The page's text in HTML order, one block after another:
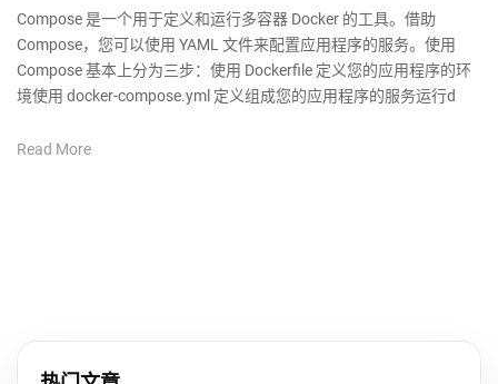
Compose 是一个用于定义和运行多容器 Docker 的工具。借助
Compose，您可以使用 YAML 文件来配置应用程序的服务。使用
Compose 基本上分为三步：使用 Dockerfile 定义您的应用程序的环
境使用 docker-compose.yml 定义组成您的应用程序的服务运行d
Read More